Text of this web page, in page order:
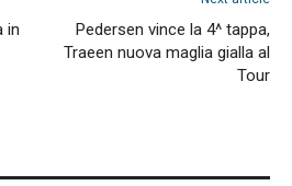
in
Pedersen vince la 4^ tappa,
Traeen nuova maglia gialla al
Tour